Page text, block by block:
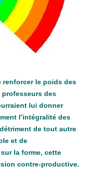
renforcer le poids des
des
lui donner
l’intégralité des
de tout autre
et de
la forme, cette
contre-productive.